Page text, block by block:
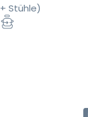
+ Stühle)